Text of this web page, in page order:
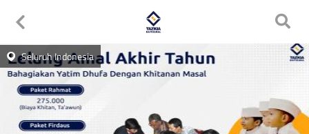
Seluruh Indonesia